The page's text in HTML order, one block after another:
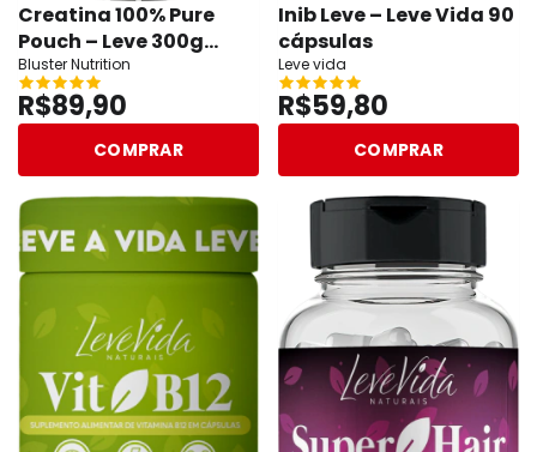
Creatina 100% Pure
Pouch – Leve 300g
pague 250g – Bluster
Nutrition
Bluster Nutrition
R$89,90
COMPRAR
Inib Leve – Leve Vida 90
cápsulas
Leve vida
R$59,80
COMPRAR